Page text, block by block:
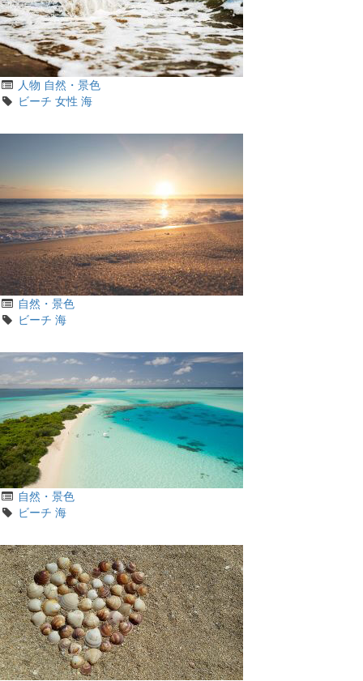
カ
テ
ゴ
人物 自然・景色
タビーチ 女性 海
カ
テ
ゴ
自然・景色
タビーチ 海
カ
テ
ゴ
自然・景色
タビーチ 海